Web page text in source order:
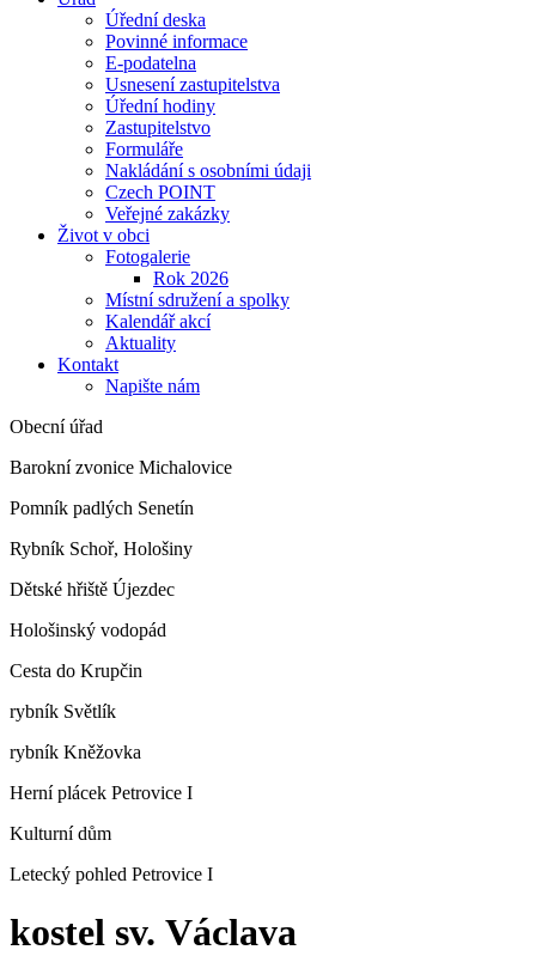
Úřední deska
Povinné informace
E-podatelna
Usnesení zastupitelstva
Úřední hodiny
Zastupitelstvo
Formuláře
Nakládání s osobními údaji
Czech POINT
Veřejné zakázky
Život v obci
Fotogalerie
Rok 2026
Místní sdružení a spolky
Kalendář akcí
Aktuality
Kontakt
Napište nám
Obecní úřad
Barokní zvonice Michalovice
Pomník padlých Senetín
Rybník Schoř, Hološiny
Dětské hřiště Újezdec
Hološinský vodopád
Cesta do Krupčin
rybník Světlík
rybník Kněžovka
Herní plácek Petrovice I
Kulturní dům
Letecký pohled Petrovice I
kostel sv. Václava